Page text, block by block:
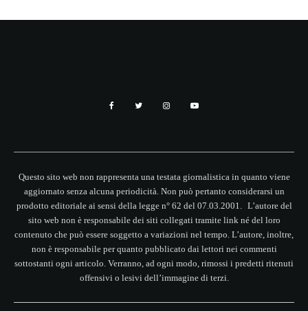
Questo sito web non rappresenta una testata giornalistica in quanto viene
aggiornato senza alcuna periodicità. Non può pertanto considerarsi un
prodotto editoriale ai sensi della legge n° 62 del 07.03.2001. L’autore del
sito web non è responsabile dei siti collegati tramite link né del loro
contenuto che può essere soggetto a variazioni nel tempo. L’autore, inoltre,
non è responsabile per quanto pubblicato dai lettori nei commenti
sottostanti ogni articolo. Verranno, ad ogni modo, rimossi i predetti ritenuti
offensivi o lesivi dell’immagine di terzi.